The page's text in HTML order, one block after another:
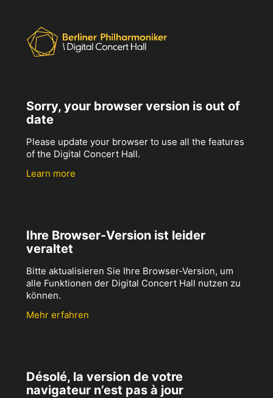
Sorry, your browser version is out of
date
Please update your browser to use all the features
of the Digital Concert Hall.
Learn more
Ihre Browser-Version ist leider
veraltet
Bitte aktualisieren Sie Ihre Browser-Version, um
alle Funktionen der Digital Concert Hall nutzen zu
können.
Mehr erfahren
Désolé, la version de votre
navigateur n’est pas à jour